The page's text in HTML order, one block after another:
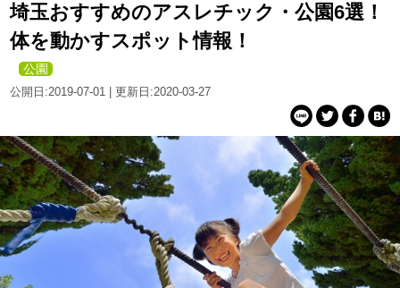
埼玉おすすめのアスレチック・公園6選！
体を動かすスポット情報！
公園
公開日:2019-07-01 | 更新日:2020-03-27